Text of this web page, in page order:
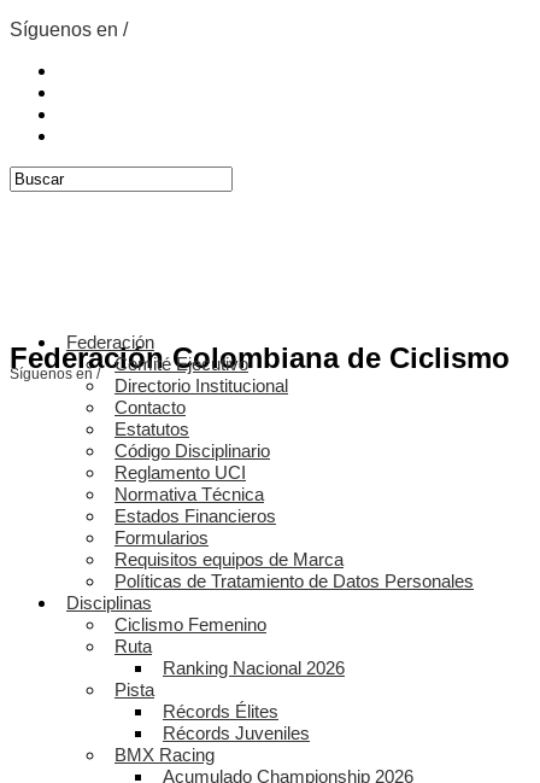
Síguenos en /
Federación Colombiana de Ciclismo
Síguenos en /
Federación
Comité Ejecutivo
Directorio Institucional
Contacto
Estatutos
Código Disciplinario
Reglamento UCI
Normativa Técnica
Estados Financieros
Formularios
Requisitos equipos de Marca
Políticas de Tratamiento de Datos Personales
Disciplinas
Ciclismo Femenino
Ruta
Ranking Nacional 2026
Pista
Récords Élites
Récords Juveniles
BMX Racing
Acumulado Championship 2026